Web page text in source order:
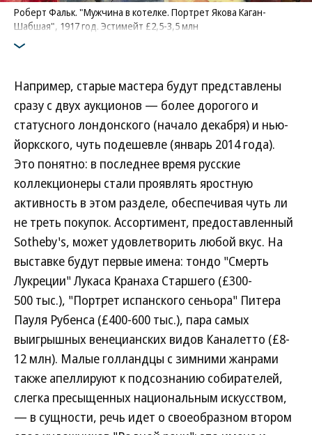
Роберт Фальк. "Мужчина в котелке. Портрет Якова Каган-
Шабшая", 1917 год. Эстимейт £2,5-3,5 млн
Например, старые мастера будут представлены
сразу с двух аукционов — более дорогого и
статусного лондонского (начало декабря) и нью-
йоркского, чуть подешевле (январь 2014 года).
Это понятно: в последнее время русские
коллекционеры стали проявлять яростную
активность в этом разделе, обеспечивая чуть ли
не треть покупок. Ассортимент, предоставленный
Sotheby's, может удовлетворить любой вкус. На
выставке будут первые имена: тондо "Смерть
Лукреции" Лукаса Кранаха Старшего (£300-
500 тыс.), "Портрет испанского сеньора" Питера
Пауля Рубенса (£400-600 тыс.), пара самых
выигрышных венецианских видов Каналетто (£8-
12 млн). Малые голландцы с зимними жанрами
также апеллируют к подсознанию собирателей,
слегка пресыщенных национальным искусством,
— в сущности, речь идет о своеобразном втором